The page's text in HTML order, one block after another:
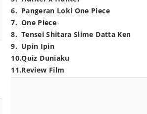
6. Pangeran Loki One Piece
7. One Piece
8. Tensei Shitara Slime Datta Ken
9. Upin Ipin
10.Quiz Duniaku
11.Review Film